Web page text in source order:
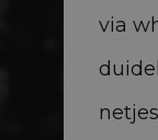
via